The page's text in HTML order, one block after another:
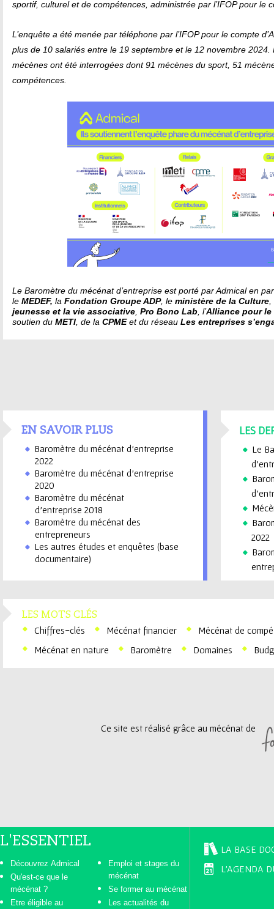
sportif, culturel et de compétences, administrée par l’IFOP pour le
L’enquête a été menée par téléphone par l’IFOP pour le compte
plus de 10 salariés entre le 19 septembre et le 12 novembre
mécènes ont été interrogées dont 91 mécènes du sport, 51
compétences.
Le Baromètre du mécénat d’entreprise est porté par Admical en
le MEDEF, la Fondation Groupe ADP, le ministère de la Culture
jeunesse et la vie associative Pro Bono Lab , l’Alliance pour le
soutien du METI , de la CPMEet du réseau Les entreprises
EN SAVOIR PLUS
Baromètre du mécénat d'entreprise
2022
Baromètre du mécénat d'entreprise
2020
Baromètre du mécénat
d'entreprise 2018
Baromètre du mécénat des
entrepreneurs
Les autres études et enquêtes (base
documentaire)
LES
Le
2022
LES MOTS CLÉS
Chiffres-clés Mécénat financier
Mécénat de
Mécénat en nature
Baromètre Domaines
Ce site est réalisé grâce au mécénat de
L'ESSENTIEL
Découvrez Admical
Qu'est-ce que le
mécénat ?
Etre éligible au
Emploi et stages du
mécénat
Se former au mécénat
Les actualités du
LA BASE
L'AGENDA